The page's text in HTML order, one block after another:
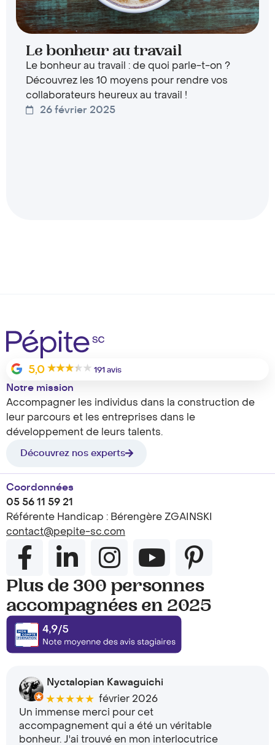
Le bonheur au travail
Le bonheur au travail : de quoi parle-t-on ?
Découvrez les 10 moyens pour rendre vos
collaborateurs heureux au travail !
26 février 2025
5,0 191 avis
Notre mission
Accompagner les individus dans la construction de
leur parcours et les entreprises dans le
développement de leurs talents.
Découvrez nos experts
Coordonnées
05 56 11 59 21
Référente Handicap : Bérengère ZGAINSKI
contact@pepite-sc.com
Plus de 300 personnes
accompagnées en 2025
Nyctalopian Kawaguichi
★★★★★ février 2026
Un immense merci pour cet
accompagnement qui a été un véritable
bonheur. J'ai trouvé en mon interlocutrice